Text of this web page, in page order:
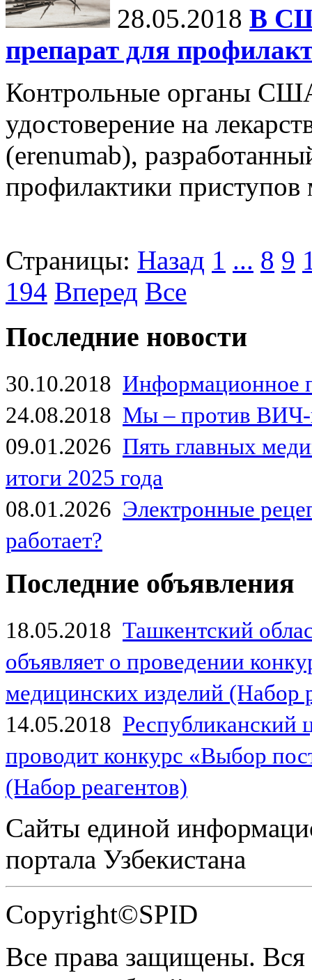
28.05.2018 В
препарат для
Контрольные органы
удостоверение на
(erenumab),
профилактики
Страницы: Назад 1 ... 8 9
194 Вперед Все
Последние новости
30.10.2018 Информационное
24.08.2018 Мы – против
09.01.2026 Пять главных
итоги 2025 года
08.01.2026 Электронные
работает?
Последние объявления
18.05.2018 Ташкентский
объявляет о проведении
медицинских изделий (Набор
14.05.2018
проводит конкурс «Выбор
(Набор реагентов)
Сайты единой
портала Узбекистана
Copyright©SPID
Все права защищены.